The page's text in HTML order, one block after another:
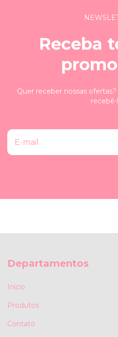
Receba
Quer receber nossas
recebê-
Departamentos
Início
Produtos
Contato